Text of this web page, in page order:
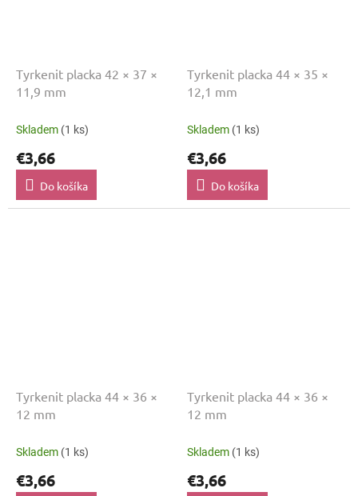
Tyrkenit placka 42 × 37 ×
11,9 mm
Skladem (1 ks)
€3,66
Do košíka
Tyrkenit placka 44 × 35 ×
12,1 mm
Skladem (1 ks)
€3,66
Do košíka
Tyrkenit placka 44 × 36 ×
12 mm
Skladem (1 ks)
€3,66
Tyrkenit placka 44 × 36 ×
12 mm
Skladem (1 ks)
€3,66